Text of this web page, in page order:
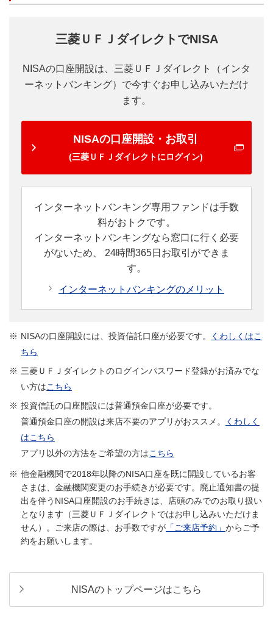
三菱ＵＦＪダイレクトでNISA
NISAの口座開設は、三菱ＵＦＪダイレクト（インタ
ーネットバンキング）で今すぐお申し込みいただけ
ます。
NISAの口座開設・お取引
(三菱ＵＦＪダイレクトにログイン)
インターネットバンキング専用ファンドは手数
料がおトクです。
インターネットバンキングなら窓口に行く必要
がないため、
24時間365日お取引ができま
す。
インターネットバンキングのメリット
※ NISAの口座開設には、投資信託口座が必要です。
くわしくはこ
ちら
※ 三菱ＵＦＪダイレクトのログインパスワード登録がお済みでな
い方はこちら
※ 投資信託の口座開設には普通預金口座が必要です。
普通預金口座の開設は来店不要のアプリがおススメ。
くわしく
はこちら
アプリ以外の方法をご希望の方はこちら
他金融機関で2018年以降のNISA口座を既に開設しているお客
さまは、金融機関変更のお手続きが必要です。廃止通知書の提
出を伴うNISA口座開設のお手続きは、店頭のみでのお取り扱い
となります（三菱ＵＦＪダイレクトではお申し込みいただけま
せん）。ご来店の際は、お手数ですが 「ご来店予約」 からご予
約をお願いします。
NISAのトップページはこちら